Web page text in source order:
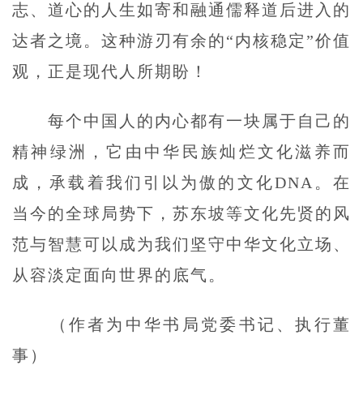
志、道心的人生如寄和融通儒释道后进入的
达者之境。这种游刃有余的“内核稳定”价值
观，正是现代人所期盼！
每个中国人的内心都有一块属于自己的
精神绿洲，它由中华民族灿烂文化滋养而
成，承载着我们引以为傲的文化DNA。在
当今的全球局势下，苏东坡等文化先贤的风
范与智慧可以成为我们坚守中华文化立场、
从容淡定面向世界的底气。
（作者为中华书局党委书记、执行董
事）